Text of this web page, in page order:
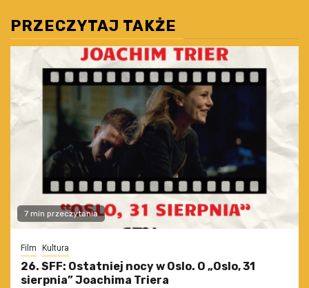
PRZECZYTAJ TAKŻE
7 min przeczytania
Film Kultura
26. SFF: Ostatniej nocy w Oslo. O „Oslo, 31
sierpnia” Joachima Triera